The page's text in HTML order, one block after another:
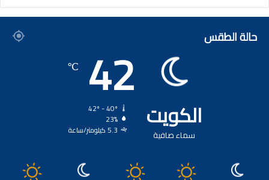
حالة الطقس
الكويت
سماء صافية
42
℃
23%
5.3 كيلومتر/ساعة